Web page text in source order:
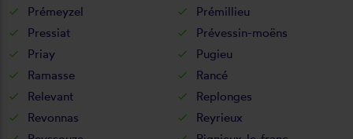
Prémeyzel
Prémillieu
Pressiat
Prévessin-moëns
Priay
Pugieu
Ramasse
Rancé
Relevant
Replonges
Revonnas
Reyrieux